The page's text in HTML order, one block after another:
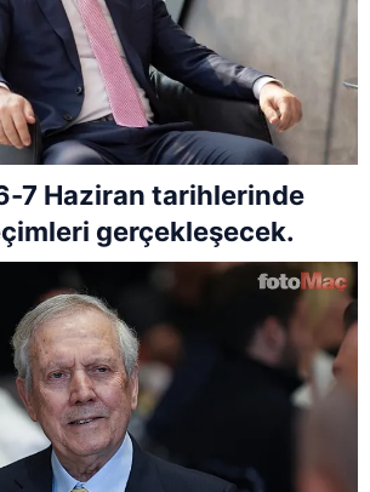
7 Haziran tarihlerinde
gerçekleşecek.